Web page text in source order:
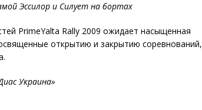
Эссилор и Силует на бортах
PrimeYalta Rally 2009 ожидает насыщенная
открытию и закрытию соревнований,
Украина»